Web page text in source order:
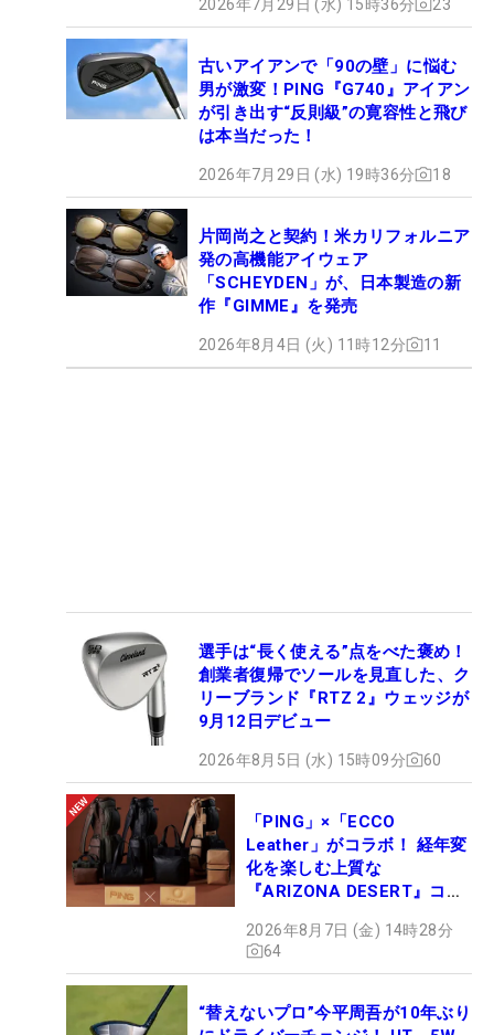
2026年7月29日 (水) 15時36分 23
古いアイアンで「90の壁」に悩む
男が激変！PING『G740』アイアン
が引き出す“反則級”の寛容性と飛び
は本当だった！
2026年7月29日 (水) 19時36分 18
片岡尚之と契約！米カリフォルニア
発の高機能アイウェア
「SCHEYDEN」が、日本製造の新
作『GIMME』を発売
2026年8月4日 (火) 11時12分 11
選手は“長く使える”点をべた褒め！
創業者復帰でソールを見直した、ク
リーブランド『RTZ 2』ウェッジが
9月12日デビュー
2026年8月5日 (水) 15時09分 60
「PING」×「ECCO
Leather」がコラボ！ 経年変
化を楽しむ上質な
『ARIZONA DESERT』コレ
ュー
2026年8月7日 (金) 14時28分
64
“替えないプロ”今平周吾が10年ぶり